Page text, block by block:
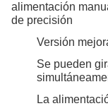
alimentación
de precisión
Versión
Se pueden
La